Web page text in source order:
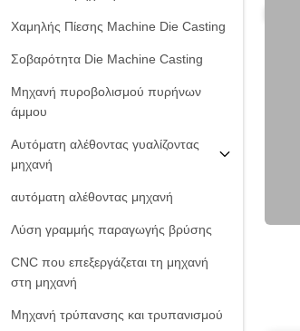
Χαμηλής Πίεσης Machine Die Casting
Σοβαρότητα Die Machine Casting
Μηχανή πυροβολισμού πυρήνων
άμμου
Αυτόματη αλέθοντας γυαλίζοντας
μηχανή
αυτόματη αλέθοντας μηχανή
Λύση γραμμής παραγωγής βρύσης
CNC που επεξεργάζεται τη μηχανή
στη μηχανή
Μηχανή τρύπανσης και τρυπανισμού